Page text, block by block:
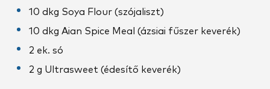
10 dkg Soya Flour (szójaliszt)
10 dkg Aian Spice Meal (ázsiai fűszer keverék)
2 ek. só
2 g Ultrasweet (édesítő keverék)